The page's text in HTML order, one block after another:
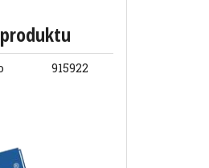
915922